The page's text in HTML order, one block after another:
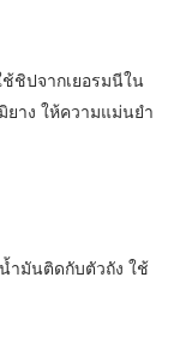
ชิปจากเยอรมนีใน
าง ให้ความแม่นยำ
ำมันติดกับตัวถัง ใช้